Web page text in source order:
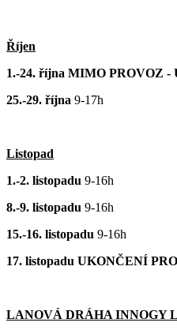
Říjen
1.-24. října MIMO PROVOZ -
25.-29. října 9-17h
Listopad
1.-2. listopadu 9-16h
8.-9. listopadu 9-16h
15.-16. listopadu 9-16h
17. listopadu UKONČENÍ
LANOVÁ DRÁHA INNOGY